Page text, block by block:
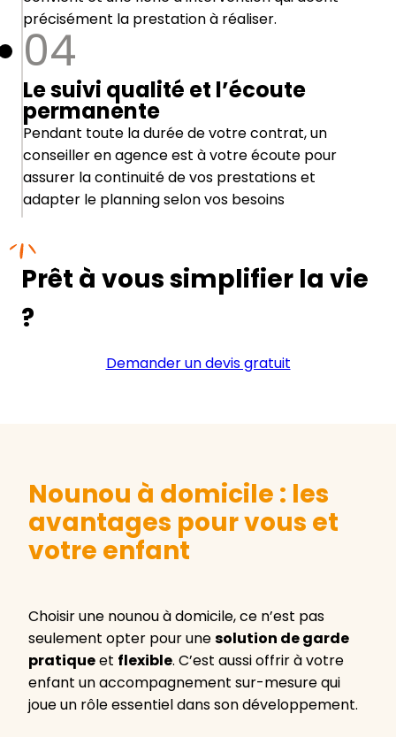
précisément la prestation à réaliser.
04
Le suivi qualité et l’écoute
permanente
Pendant toute la durée de votre contrat, un
conseiller en agence est à votre écoute pour
assurer la continuité de vos prestations et
adapter le planning selon vos besoins
Prêt à vous simplifier la vie
?
Demander un devis gratuit
Nounou à domicile : les
avantages pour vous et
votre enfant
Choisir une nounou à domicile, ce n’est pas
seulement opter pour unesolution de garde
pratiqueet flexible. C’est aussi offrir à votre
enfant un accompagnement sur-mesure qui
joue un rôle essentiel dans son développement.